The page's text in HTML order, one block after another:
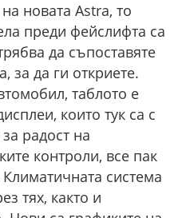
новата Astra, то
преди фейслифта са
да съпоставяте
за да ги откриете.
таблото е
които тук са с
радост на
контроли, все пак
Климатичната система
тях, както и